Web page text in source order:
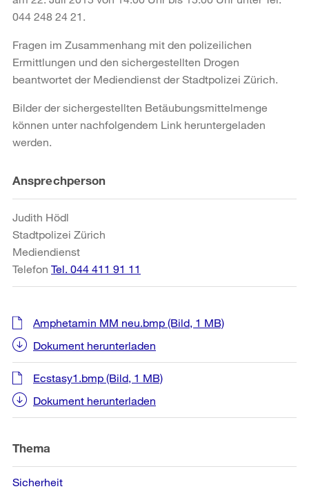
044 248 24 21.
Fragen im Zusammenhang mit den polizeilichen
Ermittlungen und den sichergestellten Drogen
beantwortet der Mediendienst der Stadtpolizei Zürich.
Bilder der sichergestellten Betäubungsmittelmenge
können unter nachfolgendem Link heruntergeladen
werden.
Weitere
Informationen
Ansprechperson
Judith Hödl
Stadtpolizei Zürich
Mediendienst
Telefon Tel. 044 411 91 11
Amphetamin MM neu.bmp (Bild, 1 MB)
Dokument herunterladen
Ecstasy1.bmp (Bild, 1 MB)
Dokument herunterladen
Thema
Sicherheit